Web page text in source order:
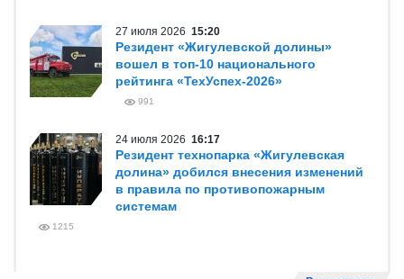
27 июля 2026 15:20
Резидент «Жигулевской долины»
вошел в топ-10 национального
рейтинга «ТехУспех-2026»
991
24 июля 2026 16:17
Резидент технопарка «Жигулевская
долина» добился внесения изменений
в правила по противопожарным
системам
1215